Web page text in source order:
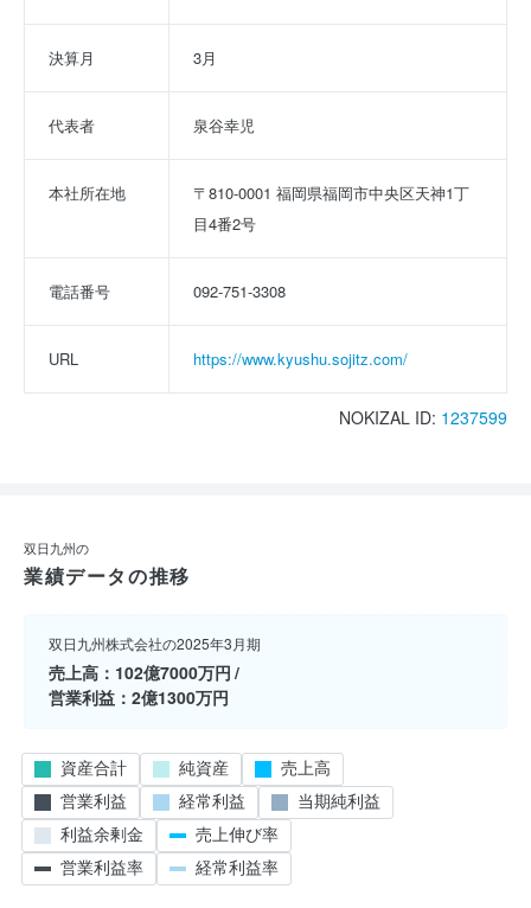
決算月 3月
代表者 泉谷幸児
本社所在地
〒810-0001 福岡県福岡市中央区天神1丁
目4番2号
電話番号 092-751-3308
URL https://www.kyushu.sojitz.com/
NOKIZAL ID: 1237599
双日九州の
業績データの推移
双日九州株式会社の2025年3月期
売上高
102億7000万円
営業利益
2億1300万円
資産合計 純資産
売上高
営業利益
経常利益
当期純利益
利益余剰金
売上伸び率
営業利益率
経常利益率